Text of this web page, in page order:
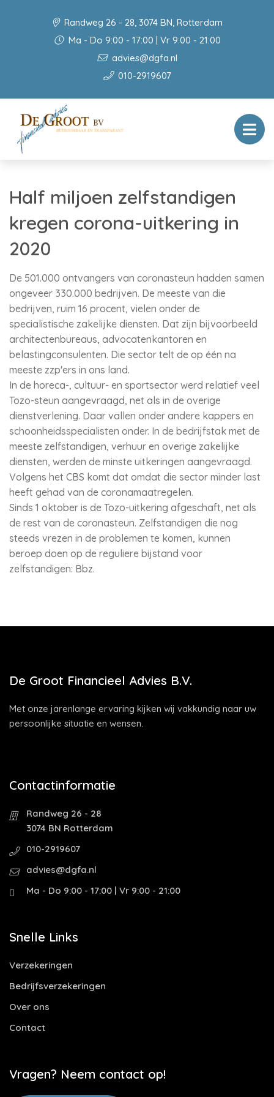
Randweg 26 - 28, 3074 BN, Rotterdam
Ma - Do 9:00 - 17:00 | Vr 9:00 - 21:00
advies@dgfa.nl
010-2919607
Half miljoen zelfstandigen
kregen corona-uitkering in
2020
De 501.000 ontvangers van coronasteun hadden samen
ongeveer 330.000 bedrijven. De meeste van die
bedrijven, ruim 16 procent, vielen onder de
specialistische zakelijke diensten. Dat zijn bijvoorbeeld
architectenbureaus, advocatenkantoren en
belastingconsulenten. Die sector telt de op één na
meeste zzp'ers in ons land.
In de horeca-, cultuur- en sportsector werd relatief veel
Tozo-steun aangevraagd, net als in de overige
dienstverlening. Daar vallen onder andere kappers en
schoonheidsspecialisten onder. In de bedrijfstak met de
meeste zelfstandigen, verhuur en overige zakelijke
diensten, werden de minste uitkeringen aangevraagd.
Volgens het CBS komt dat omdat die sector minder last
heeft gehad van de coronamaatregelen.
Sinds 1 oktober is de Tozo-uitkering afgeschaft, net als
de rest van de coronasteun. Zelfstandigen die nog
steeds vrezen in de problemen te komen, kunnen
beroep doen op de reguliere bijstand voor
zelfstandigen: Bbz.
De Groot Financieel Advies B.V.
Met onze jarenlange ervaring kijken wij vakkundig naar uw
persoonlijke situatie en wensen.
Contactinformatie
Randweg 26 - 28
3074 BN Rotterdam
010-2919607
advies@dgfa.nl
Ma - Do 9:00 - 17:00 | Vr 9:00 - 21:00
Snelle Links
Verzekeringen
Bedrijfsverzekeringen
Over ons
Contact
Vragen? Neem contact op!